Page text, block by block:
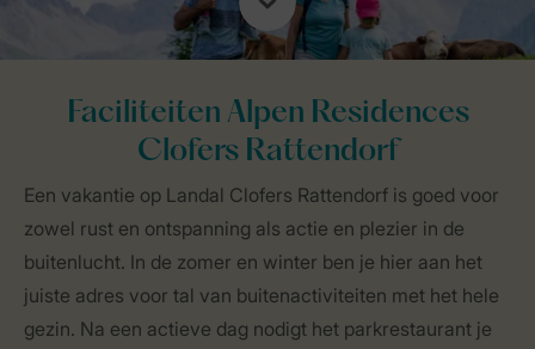
Faciliteiten Alpen Residences
Clofers Rattendorf
Een vakantie op Landal Clofers Rattendorf is goed voor
zowel rust en ontspanning als actie en plezier in de
buitenlucht. In de zomer en winter ben je hier aan het
juiste adres voor tal van buitenactiviteiten met het hele
gezin. Na een actieve dag nodigt het parkrestaurant je